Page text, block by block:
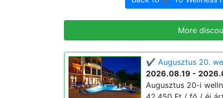
More
✔️ Augusztus 20.
2026.08.19 -
Augusztus 20-i